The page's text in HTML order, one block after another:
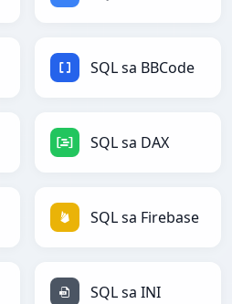
SQL sa BBCode
SQL sa DAX
SQL sa Firebase
SQL sa INI